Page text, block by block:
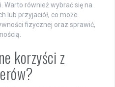
Warto również wybrać się na
lub przyjaciół, co może
fizycznej oraz sprawić,
korzyści z